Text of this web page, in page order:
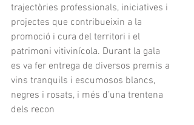
trajectòries professionals, iniciatives i
projectes que contribueixin a la
promoció i cura del territori i el
patrimoni vitivinícola. Durant la gala
es va fer entrega de diversos premis a
vins tranquils i escumosos blancs,
negres i rosats, i més d’una trentena
dels recon